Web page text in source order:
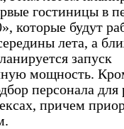
гостиницы в
которые будут
лета, а
запуск
мощность.
персонала для
причем